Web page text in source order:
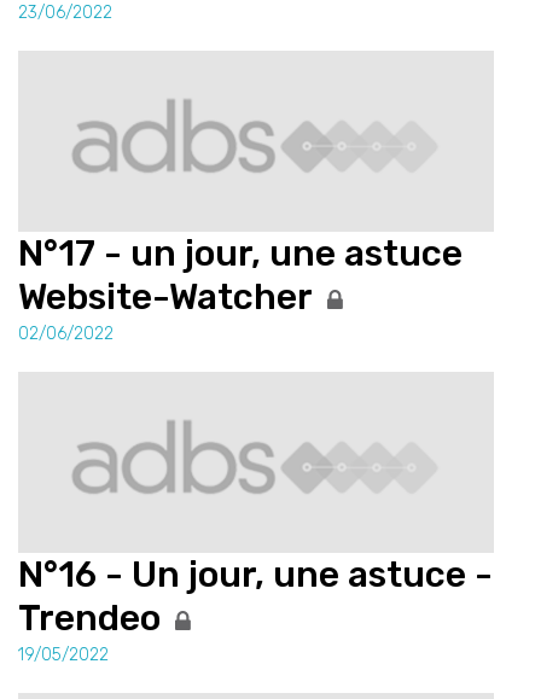
23/06/2022
N°17 - un jour, une astuce
Website-Watcher
02/06/2022
N°16 - Un jour, une astuce -
Trendeo
19/05/2022